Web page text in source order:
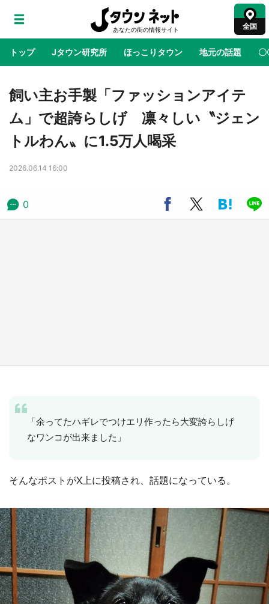
全国
トップ Jタウン研究所 ほっこりタウン 地元の話題 〇
地域×二次元 絶景 あの時はありがとう 物語がはじ
ラプラス・ダークネスが栃木県を征服！？ 県
公式プロモ動画で「聖地」が生産されてます
む 六本木ヒルズ展望台でコラボ、本邦初公開
の「猫猫像」も【8／1～10／26】
飼い主お手製「ファッションアイテ
ム」で超誇らしげ 凛々しい〝ジェン
トルわん〟に1.5万人喝采
2026.06.14 16:00
0
「余ってたハギレでつけエリ作ったら大変誇らしげ
なワンコが出来ました」
そんなポストがX上に投稿され、話題になっている。